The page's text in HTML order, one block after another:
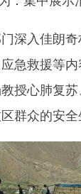
都克牧业点开
增强了广大